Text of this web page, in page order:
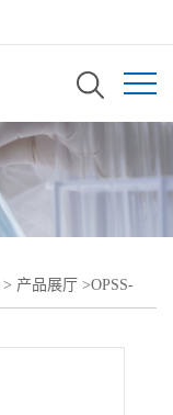
> 产品展厅 >OPSS-